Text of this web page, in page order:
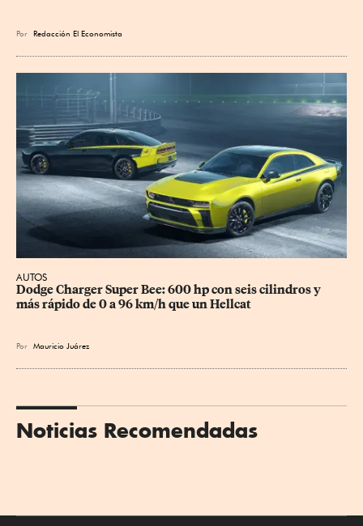
Por Redacción El Economista
AUTOS
Dodge Charger Super Bee: 600 hp con seis cilindros y
más rápido de 0 a 96 km/h que un Hellcat
Por Mauricio Juárez
Noticias Recomendadas